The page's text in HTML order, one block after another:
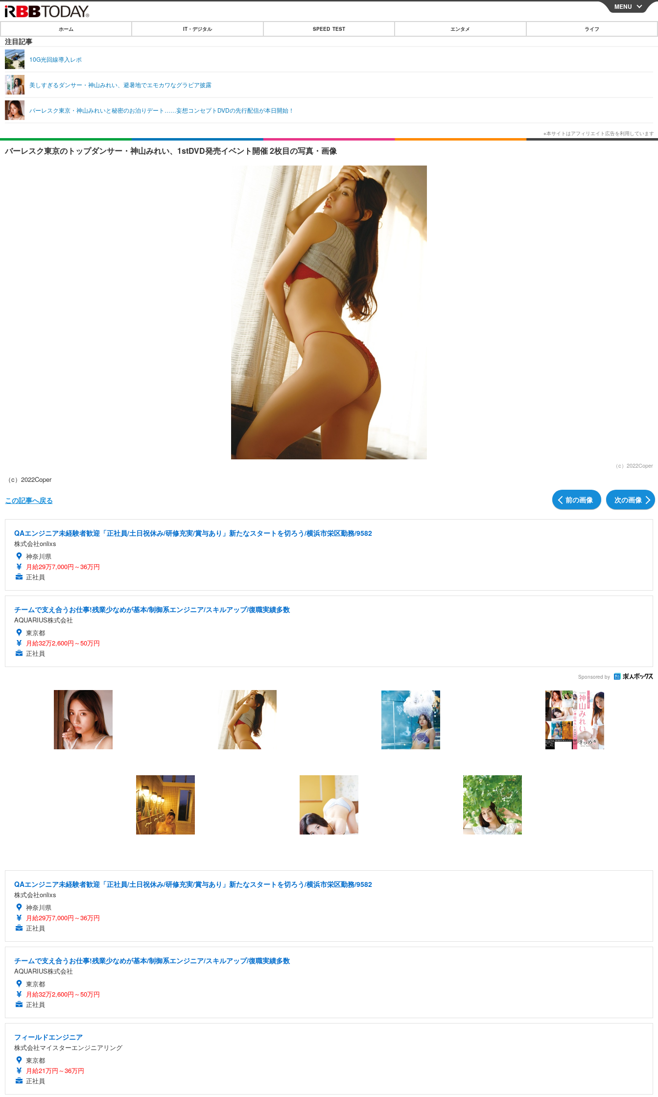
CLOSE
IT・デジタル
ショッピング
SPEED TEST
エンタメ
エンタメTOP
音楽
ライフ
ライフTOP グルメ
ペット
リリース一覧
MENU
ホーム IT・デジタル SPEED TEST エンタメ ライフ
注目記事
10G光回線導入レポ
美しすぎるダンサー・神山みれい、避暑地でエモカワなグラビア披露
バーレスク東京・神山みれいと秘密のお泊りデート……妄想コンセプトDVDの先行配信が本日開始！
バーレスク東京のトップダンサー・神山みれい、1stDVD発売イベント開催 2枚目の写真・画像
（c）2022Coper
（c）2022Coper
前の画像 次の画像
この記事へ戻る
QAエンジニア未経験者歓迎「正社員/土日祝休み/研修充実/賞与あり」新たなスタートを切ろう/横浜市栄区勤務/9582
株式会社onlixs
神奈川県
月給29万7,000円～36万円
正社員
チームで支え合うお仕事!残業少なめが基本/制御系エンジニア/スキルアップ/復職実績多数
AQUARIUS株式会社
東京都
月給32万2,600円～50万円
正社員
Sponsored by
QAエンジニア未経験者歓迎「正社員/土日祝休み/研修充実/賞与あり」新たなスタートを切ろう/横浜市栄区勤務/9582
株式会社onlixs
神奈川県
月給29万7,000円～36万円
正社員
チームで支え合うお仕事!残業少なめが基本/制御系エンジニア/スキルアップ/復職実績多数
AQUARIUS株式会社
東京都
月給32万2,600円～50万円
正社員
フィールドエンジニア
株式会社マイスターエンジニアリング
東京都
月給21万円～36万円
正社員